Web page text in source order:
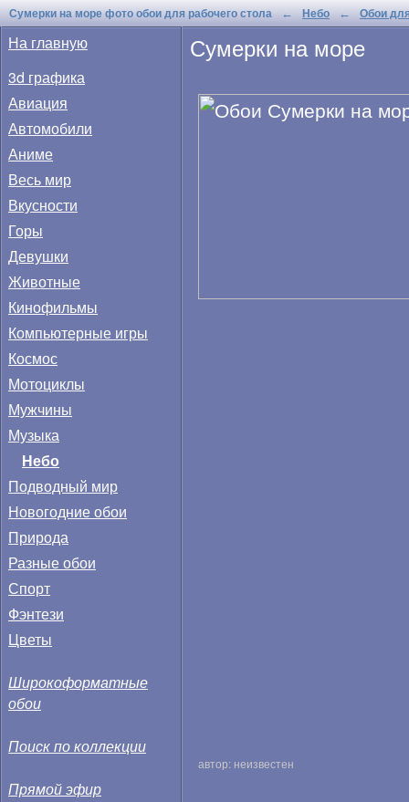
Сумерки на море фото обои для рабочего стола ← Небо ← Обои
На главную
3d графика
Авиация
Автомобили
Аниме
Весь мир
Вкусности
Горы
Девушки
Животные
Кинофильмы
Компьютерные игры
Космос
Мотоциклы
Мужчины
Музыка
Небо
Подводный мир
Новогодние обои
Природа
Разные обои
Спорт
Фэнтези
Цветы
Широкоформатные
обои
Поиск по коллекции
Прямой эфир
Сумерки на море
автор: неизвестен